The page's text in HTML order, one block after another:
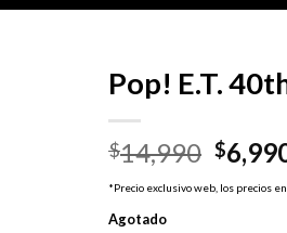
Pop! E.T.
$14,990 El
precio
original
$
*Precio exclusivo web, los precios
Agotado